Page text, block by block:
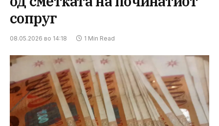
сопруг
08.05.2026 во 14:18 1 Min Read